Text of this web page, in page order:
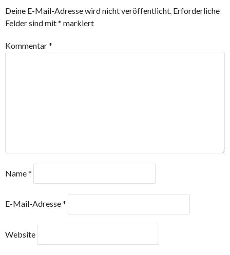
Deine E-Mail-Adresse wird nicht veröffentlicht. Erforderliche
Felder sind mit* markiert
Kommentar*
Name*
E-Mail-Adresse*
Website